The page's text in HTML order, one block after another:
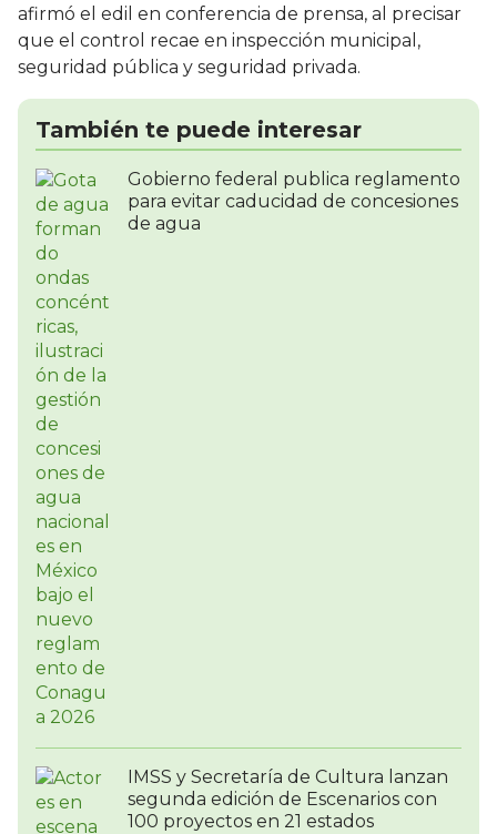
afirmó el edil en conferencia de prensa, al precisar
que el control recae en inspección municipal,
seguridad pública y seguridad privada.
También te puede interesar
Gobierno federal publica reglamento
para evitar caducidad de concesiones
de agua
IMSS y Secretaría de Cultura lanzan
segunda edición de Escenarios con
100 proyectos en 21 estados